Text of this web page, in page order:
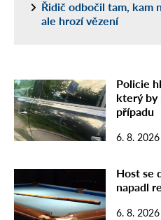
Řidič odbočil tam, kam
ale hrozí vězení
Policie
který by
případu
6. 8. 2026
Host se
napadl
6. 8. 2026